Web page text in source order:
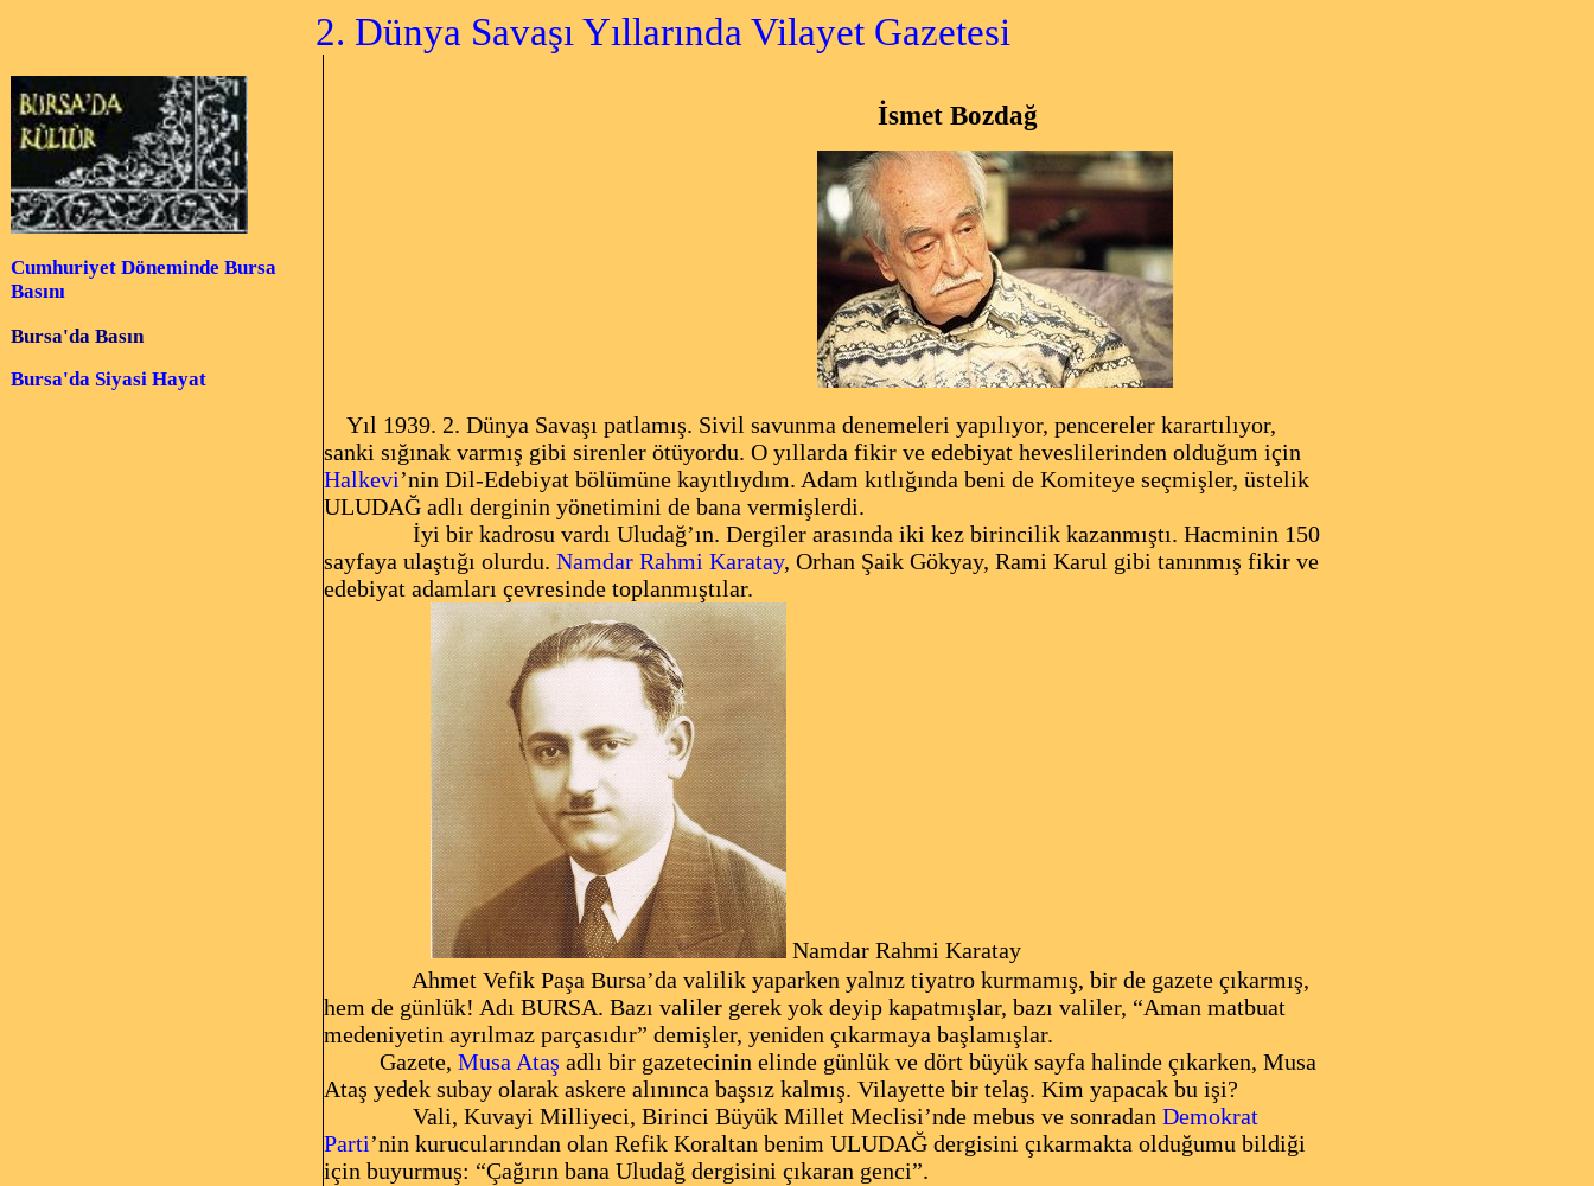
2. Dünya Savaşı Yıllarında Vilayet Gazetesi
Cumhuriyet Döneminde Bursa
Basını
Bursa'da Basın
Bursa'da Siyasi Hayat
İsmet Bozdağ
Yıl 1939. 2. Dünya Savaşı patlamış. Sivil savunma denemeleri yapılıyor, pencereler karartılıyor,
sanki sığınak varmış gibi sirenler ötüyordu. O yıllarda fikir ve edebiyat heveslilerinden olduğum için
Halkevi’nin Dil-Edebiyat bölümüne kayıtlıydım. Adam kıtlığında beni de Komiteye seçmişler, üstelik
ULUDAĞ adlı derginin yönetimini de bana vermişlerdi.
İyi bir kadrosu vardı Uludağ’ın. Dergiler arasında iki kez birincilik kazanmıştı. Hacminin 150
sayfaya ulaştığı olurdu. Namdar Rahmi Karatay, Orhan Şaik Gökyay, Rami Karul gibi tanınmış fikir ve
edebiyat adamları çevresinde toplanmıştılar.
Namdar Rahmi Karatay
Ahmet Vefik Paşa Bursa’da valilik yaparken yalnız tiyatro kurmamış, bir de gazete çıkarmış,
hem de günlük! Adı BURSA. Bazı valiler gerek yok deyip kapatmışlar, bazı valiler, “Aman matbuat
medeniyetin ayrılmaz parçasıdır” demişler, yeniden çıkarmaya başlamışlar.
Gazete,Musa Ataş adlı bir gazetecinin elinde günlük ve dört büyük sayfa halinde çıkarken, Musa
Ataş yedek subay olarak askere alınınca başsız kalmış. Vilayette bir telaş. Kim yapacak bu işi?
Vali, Kuvayi Milliyeci, Birinci Büyük Millet Meclisi’nde mebus ve sonradan Demokrat
Parti’nin kurucularından olan Refik Koraltan benim ULUDAĞ dergisini çıkarmakta olduğumu bildiği
için buyurmuş: “Çağırın bana Uludağ dergisini çıkaran genci”.